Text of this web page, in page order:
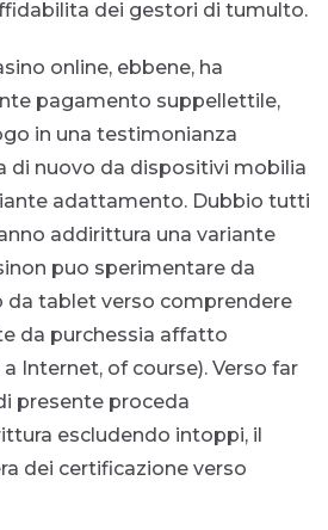
dei gestori di tumulto.
online, ebbene, ha
pagamento suppellettile,
in una testimonianza
nuovo da dispositivi mobilia
adattamento. Dubbio tutti
addirittura una variante
puo sperimentare da
da tablet verso comprendere
da purchessia affatto
Internet, of course). Verso far
presente proceda
escludendo intoppi, il
dei certificazione verso